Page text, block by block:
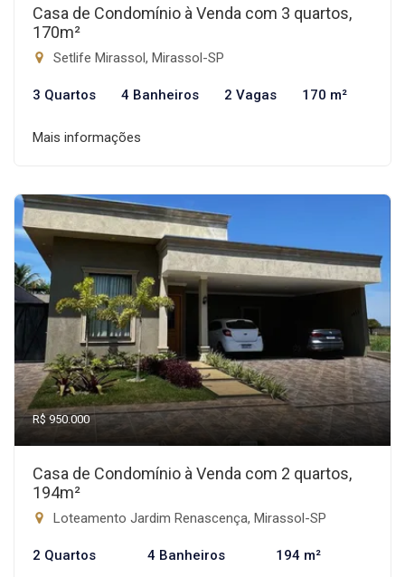
Casa de Condomínio à Venda com 3 quartos,
170m²
Setlife Mirassol, Mirassol-SP
3 Quartos 4 Banheiros 2 Vagas 170 m²
Mais informações
R$ 950.000
Casa de Condomínio à Venda com 2 quartos,
194m²
Loteamento Jardim Renascença, Mirassol-SP
2 Quartos 4 Banheiros 194 m²